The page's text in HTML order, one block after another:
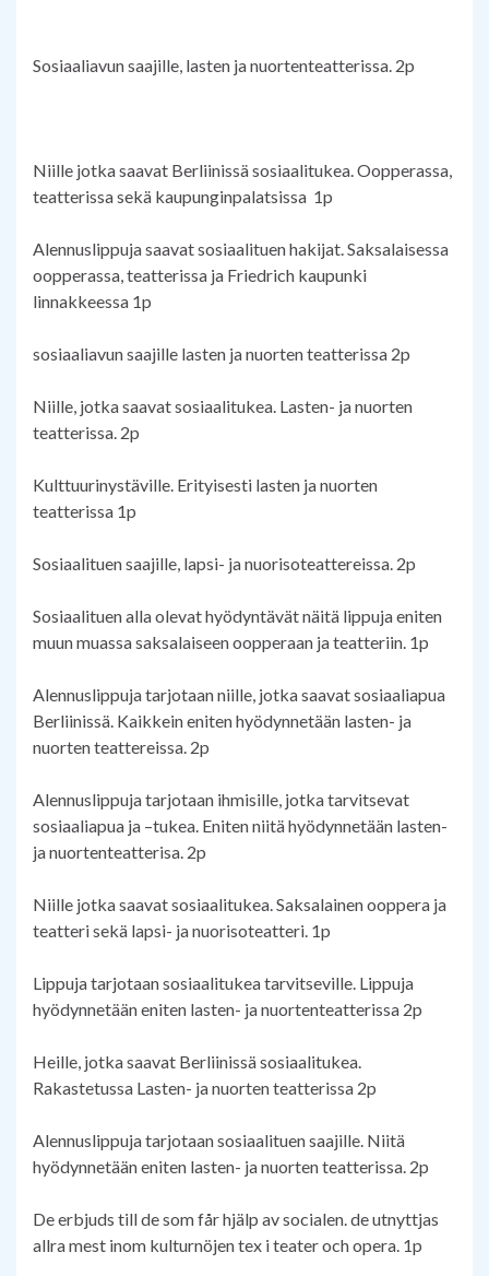
Sosiaaliavun saajille, lasten ja nuortenteatterissa. 2p
Niille jotka saavat Berliinissä sosiaalitukea. Oopperassa,
teatterissa sekä kaupunginpalatsissa 1p
Alennuslippuja saavat sosiaalituen hakijat. Saksalaisessa
oopperassa, teatterissa ja Friedrich kaupunki
linnakkeessa 1p
sosiaaliavun saajille lasten ja nuorten teatterissa 2p
Niille, jotka saavat sosiaalitukea. Lasten- ja nuorten
teatterissa. 2p
Kulttuurinystäville. Erityisesti lasten ja nuorten
teatterissa 1p
Sosiaalituen saajille, lapsi- ja nuorisoteattereissa. 2p
Sosiaalituen alla olevat hyödyntävät näitä lippuja eniten
muun muassa saksalaiseen oopperaan ja teatteriin. 1p
Alennuslippuja tarjotaan niille, jotka saavat sosiaaliapua
Berliinissä. Kaikkein eniten hyödynnetään lasten- ja
nuorten teattereissa. 2p
Alennuslippuja tarjotaan ihmisille, jotka tarvitsevat
sosiaaliapua ja –tukea. Eniten niitä hyödynnetään lasten-
ja nuortenteatterisa. 2p
Niille jotka saavat sosiaalitukea. Saksalainen ooppera ja
teatteri sekä lapsi- ja nuorisoteatteri. 1p
Lippuja tarjotaan sosiaalitukea tarvitseville. Lippuja
hyödynnetään eniten lasten- ja nuortenteatterissa 2p
Heille, jotka saavat Berliinissä sosiaalitukea.
Rakastetussa Lasten- ja nuorten teatterissa 2p
Alennuslippuja tarjotaan sosiaalituen saajille. Niitä
hyödynnetään eniten lasten- ja nuorten teatterissa. 2p
De erbjuds till de som får hjälp av socialen. de utnyttjas
allra mest inom kulturnöjen tex i teater och opera. 1p